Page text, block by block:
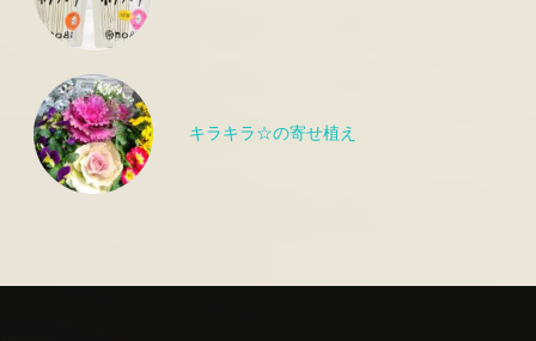
キラキラ☆の寄せ植え